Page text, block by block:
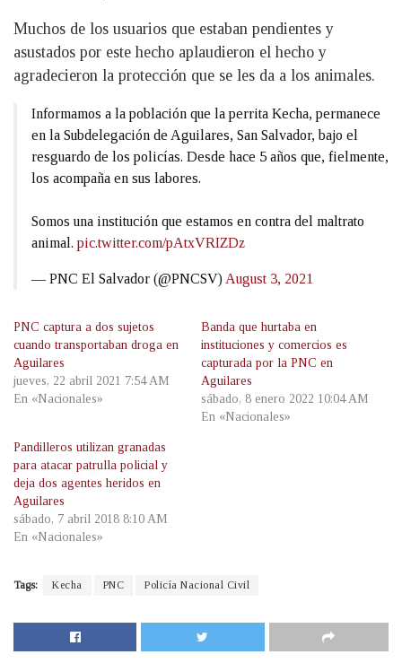
Muchos de los usuarios que estaban pendientes y
asustados por este hecho aplaudieron el hecho y
agradecieron la protección que se les da a los animales.
Informamos a la población que la perrita Kecha, permanece
en la Subdelegación de Aguilares, San Salvador, bajo el
resguardo de los policías. Desde hace 5 años que, fielmente,
los acompaña en sus labores.
Somos una institución que estamos en contra del maltrato
animal. pic.twitter.com/pAtxVRIZDz
— PNC El Salvador (@PNCSV) August 3, 2021
PNC captura a dos sujetos
cuando transportaban droga en
Aguilares
jueves, 22 abril 2021 7:54 AM
En «Nacionales»
Banda que hurtaba en
instituciones y comercios es
capturada por la PNC en
Aguilares
sábado, 8 enero 2022 10:04 AM
En «Nacionales»
Pandilleros utilizan granadas
para atacar patrulla policial y
deja dos agentes heridos en
Aguilares
sábado, 7 abril 2018 8:10 AM
En «Nacionales»
Tags: Kecha PNC Policía Nacional Civil